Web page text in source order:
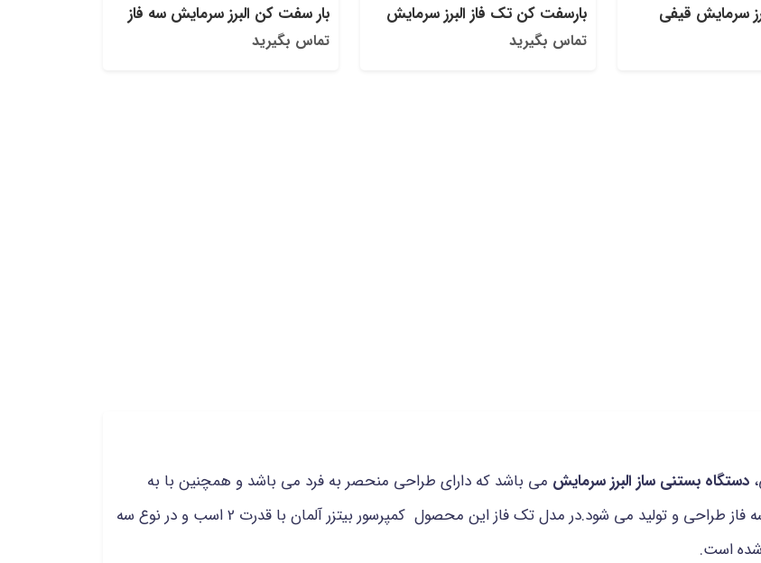
سرمایش قیفی بارسفت کن تک فاز البرز سرمایش
تماس بگیرید
بار سفت کن البرز سرمایش سه فاز
تماس بگیرید
دستگاه بستنی ساز البرز سرمایش می باشد که دارای طراحی منحصر به فرد می باشد و همچنین با به
کارگیری فناوری و تکنولوژی پیشرفته در دو نوع تک فاز و سه فاز طراحی و تولید می شود.در مدل تک فاز این محصول کمپرسور بیتزر آلمان با قدرت 2 اسب و در نوع سه